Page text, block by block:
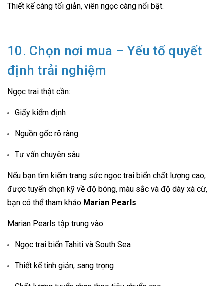
Thiết kế càng tối giản, viên ngọc càng nổi bật.
10. Chọn nơi mua – Yếu tố quyết
định trải nghiệm
Ngọc trai thật cần:
Giấy kiểm định
Nguồn gốc rõ ràng
Tư vấn chuyên sâu
Nếu bạn tìm kiếm trang sức ngọc trai biển chất lượng cao,
được tuyển chọn kỹ về độ bóng, màu sắc và độ dày xà cừ,
bạn có thể tham khảo Marian Pearls.
Marian Pearls tập trung vào:
Ngọc trai biển Tahiti và South Sea
Thiết kế tinh giản, sang trọng